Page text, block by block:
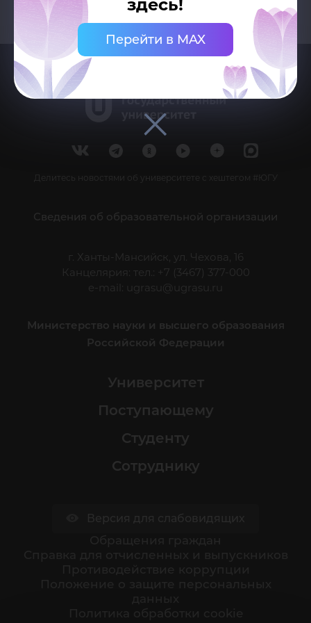
здесь!
Перейти в MAX
Делитесь новостями об университете с хештегом #ЮГУ
Сведения об образовательной организации
г. Ханты-Мансийск, ул. Чехова, 16
Канцелярия: тел.: +7 (3467) 377-000
e-mail:
ugrasu@ugrasu.ru
Министерство науки и высшего образования
Российской Федерации
Университет
Поступающему
Студенту
Сотруднику